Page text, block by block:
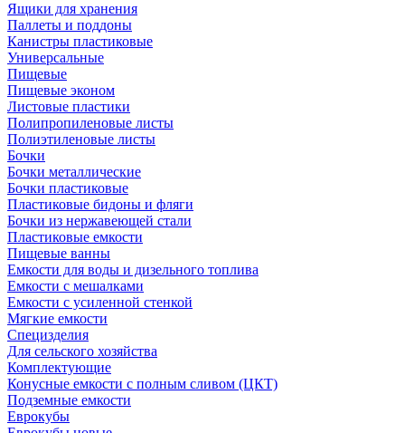
Ящики для хранения
Паллеты и поддоны
Канистры пластиковые
Универсальные
Пищевые
Пищевые эконом
Листовые пластики
Полипропиленовые листы
Полиэтиленовые листы
Бочки
Бочки металлические
Бочки пластиковые
Пластиковые бидоны и фляги
Бочки из нержавеющей стали
Пластиковые емкости
Пищевые ванны
Емкости для воды и дизельного топлива
Емкости с мешалками
Емкости с усиленной стенкой
Мягкие емкости
Специзделия
Для сельского хозяйства
Комплектующие
Конусные емкости с полным сливом (ЦКТ)
Подземные емкости
Еврокубы